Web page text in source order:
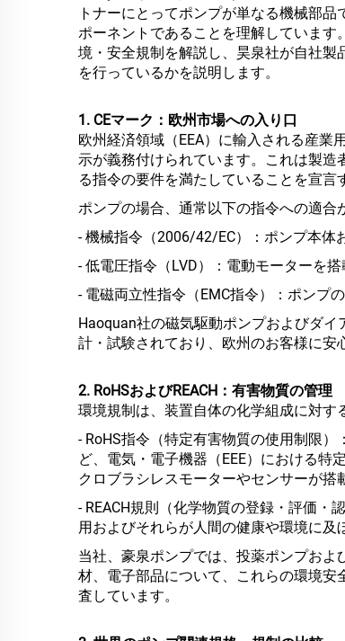
トナーにとってポンプが単なる機械部
ポーネントであることを理解していま
境・安全規制を解説し、昊泉社が自社
を行っているかを説明します。
1. CEマーク：欧州市場への入り口
欧州経済領域（EEA）に輸入される産業
示が義務付けられています。これは製
る指令の要件を満たしていることを宣言
ポンプの場合、通常以下の指令への適合
- 機械指令（2006/42/EC）：ポンプ本体
- 低電圧指令（LVD）：電動モーターを
- 電磁両立性指令（EMC指令）：ポンプ
Haoquan社の磁気駆動ポンプおよびダ
計・試験されており、欧州のお客様に安
2. RoHSおよびREACH：有害物質の管理
環境規制は、装置自体の化学組成に対す
- RoHS指令（特定有害物質の使用制限
ど、電気・電子機器（EEE）における特
クロブラシレスモーターやセンサーが搭
- REACH規則（化学物質の登録・評価・
用およびそれらが人間の健康や環境に及
当社、豪泉ポンプでは、投薬ポンプお
材、電子部品について、これらの環境
査しています。